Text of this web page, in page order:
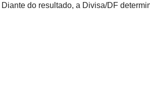
Diante do resultado, a Divisa/DF